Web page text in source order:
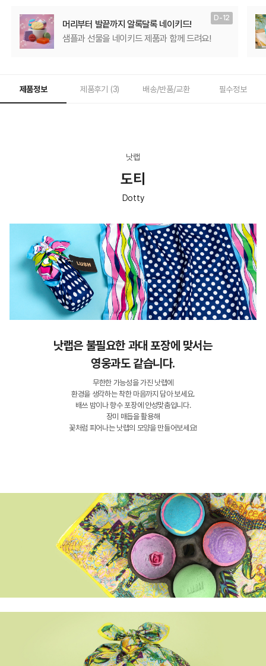
머리부터 발끝까지 알록달록 네이키드!
샘플과 선물을 네이키드 제품과 함께 드려요!
D-12
제품정보 제품후기 (3) 배송/반품/교환 필수정보
낫랩
도티
Dotty
낫랩은 불필요한 과대 포장에 맞서는
영웅과도 같습니다.
무한한 가능성을 가진 낫랩에
환경을 생각하는 착한 마음까지 담아 보세요.
배쓰 밤이나 향수 포장에 안성맞춤입니다.
장미 매듭을 활용해
꽃처럼 피어나는 낫랩의 모양을 만들어보세요!